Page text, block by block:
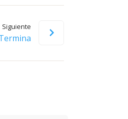
Siguiente